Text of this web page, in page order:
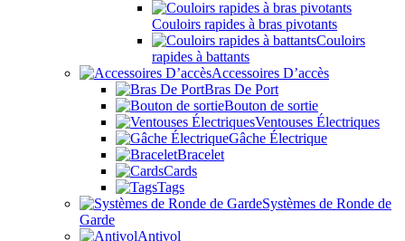
Couloirs rapides à bras pivotants
Couloirs
rapides à battants
Accessoires D’accès
Bras De Port
Bouton de sortie
Ventouses Électriques
Gâche Électrique
Bracelet
Cards
Tags
Systèmes de Ronde de
Garde
Antivol